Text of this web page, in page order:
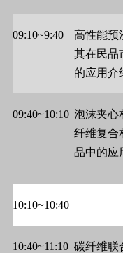
09:10~9:40
高性能预
其在民品
的应用介
09:40~10:10 泡沫夹心
纤维复合
品中的应
10:10~10:40
10:40~11:10 碳纤维联